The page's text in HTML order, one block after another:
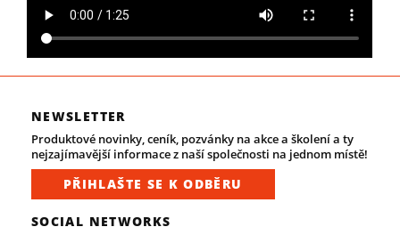
NEWSLETTER
Produktové novinky, ceník, pozvánky na akce a školení a ty
nejzajímavější informace z naší společnosti na jednom místě!
PŘIHLAŠTE SE K ODBĚRU
SOCIAL NETWORKS